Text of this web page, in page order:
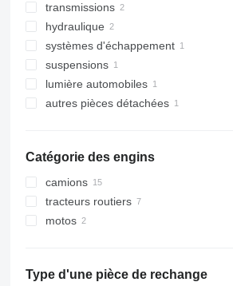
chemises de cylindre
refroidisseurs d'huile
capteurs de pression d'huile
pompes à carburant
générateurs
démarreurs
autres pièces détachées électrique
radiateurs de refroidissement du
système de refroidissement
transmissions
embrayages
arbres de transmission
hydraulique
autres pièces détachées
systèmes d'échappement
catalyseurs
suspensions
chenilles
systèmes de chenilles
lumière automobiles
phares
autres pièces détachées
Catégorie des engins
camions
tracteurs routiers
motos
Type d'une pièce de rechange